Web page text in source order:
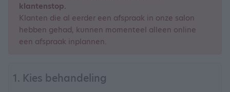
klantenstop.
Klanten die al eerder een afspraak in onze salon
hebben gehad, kunnen momenteel alleen online
een afspraak inplannen.
1. Kies behandeling